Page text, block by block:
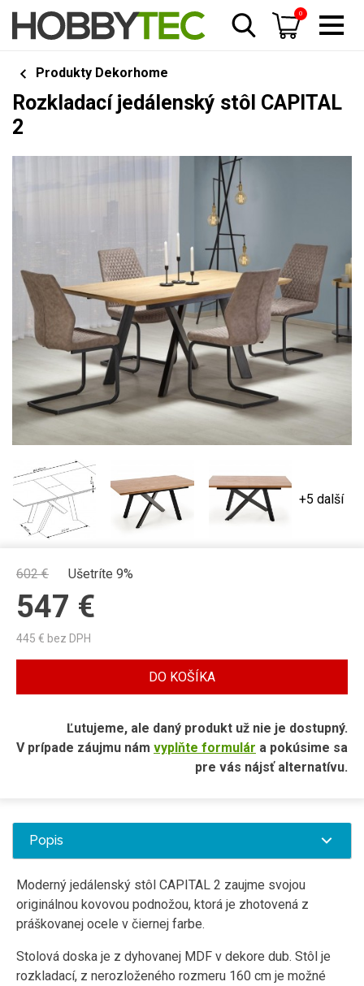
0
Produkty Dekorhome
Rozkladací jedálenský stôl CAPITAL
2
+5 další
602€ Ušetríte 9%
547 €
445 € bez DPH
DO KOŠÍKA
Ľutujeme, ale daný produkt už nie je dostupný.
V prípade záujmu nám vyplňte formulár a pokúsime sa
pre vás nájsť alternatívu.
Popis
Moderný jedálenský stôl CAPITAL 2 zaujme svojou
originálnou kovovou podnožou, ktorá je zhotovená z
práškovanej ocele v čiernej farbe.
Stolová doska je z dyhovanej MDF v dekore dub. Stôl je
rozkladací, z nerozloženého rozmeru 160 cm je možné